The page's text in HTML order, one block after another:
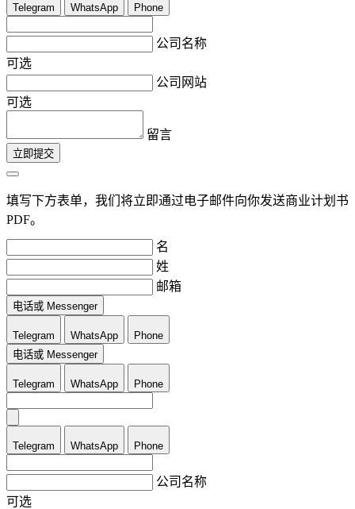
Telegram WhatsApp Phone
公司名称
可选
公司网站
可选
留言
立即提交
填写下方表单，我们将立即通过电子邮件向你发送商业计划书
PDF。
名
姓
邮箱
电话或 Messenger
Telegram WhatsApp
Phone
电话或 Messenger
Telegram WhatsApp Phone
Telegram WhatsApp Phone
公司名称
可选